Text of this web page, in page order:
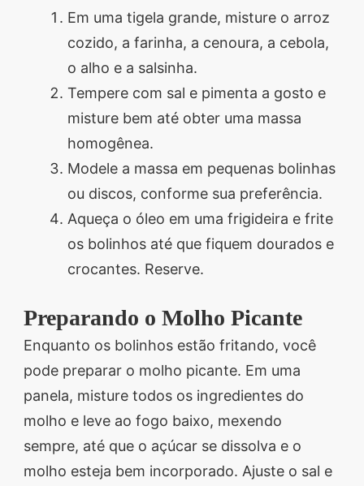
Em uma tigela grande, misture o arroz
cozido, a farinha, a cenoura, a cebola,
o alho e a salsinha.
Tempere com sal e pimenta a gosto e
misture bem até obter uma massa
homogênea.
Modele a massa em pequenas bolinhas
ou discos, conforme sua preferência.
Aqueça o óleo em uma frigideira e frite
os bolinhos até que fiquem dourados e
crocantes. Reserve.
Preparando o Molho Picante
Enquanto os bolinhos estão fritando, você
pode preparar o molho picante. Em uma
panela, misture todos os ingredientes do
molho e leve ao fogo baixo, mexendo
sempre, até que o açúcar se dissolva e o
molho esteja bem incorporado. Ajuste o sal e